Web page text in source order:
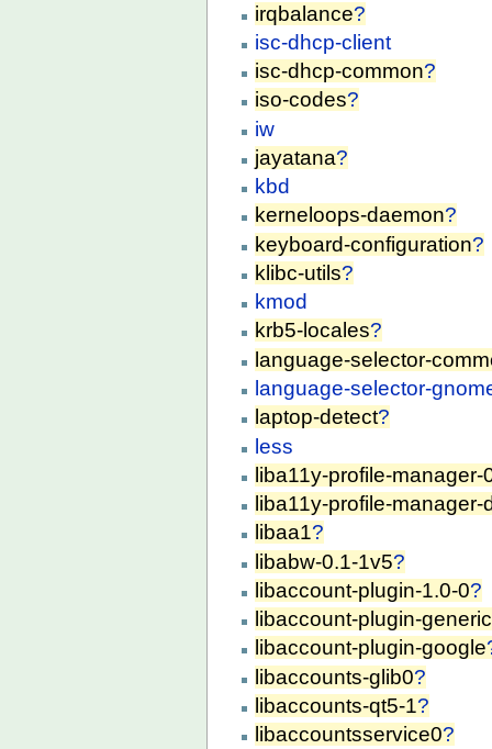
irqbalance?
isc-dhcp-client
isc-dhcp-common?
iso-codes?
iw
jayatana?
kbd
kerneloops-daemon?
keyboard-configuration?
klibc-utils?
kmod
krb5-locales?
language-selector-
language-selector-
laptop-detect?
less
liba11y-profile-manager-
liba11y-profile-manager-
libaa1?
libabw-0.1-1v5?
libaccount-plugin-1.0-0?
libaccount-plugin-
libaccount-plugin-google
libaccounts-glib0?
libaccounts-qt5-1?
libaccountsservice0?